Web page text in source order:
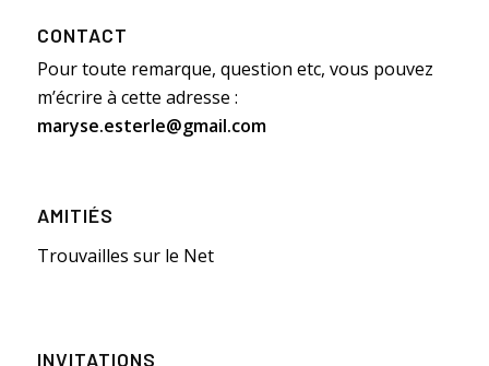
CONTACT
Pour toute remarque, question etc, vous pouvez
m’écrire à cette adresse :
maryse.esterle@gmail.com
AMITIÉS
Trouvailles sur le Net
INVITATIONS